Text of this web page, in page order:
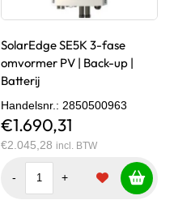
SolarEdge SE5K 3-fase
omvormer PV | Back-up |
Batterij
Handelsnr. : 2850500963
€1.690,31
€2.045,28 incl. BTW
- +